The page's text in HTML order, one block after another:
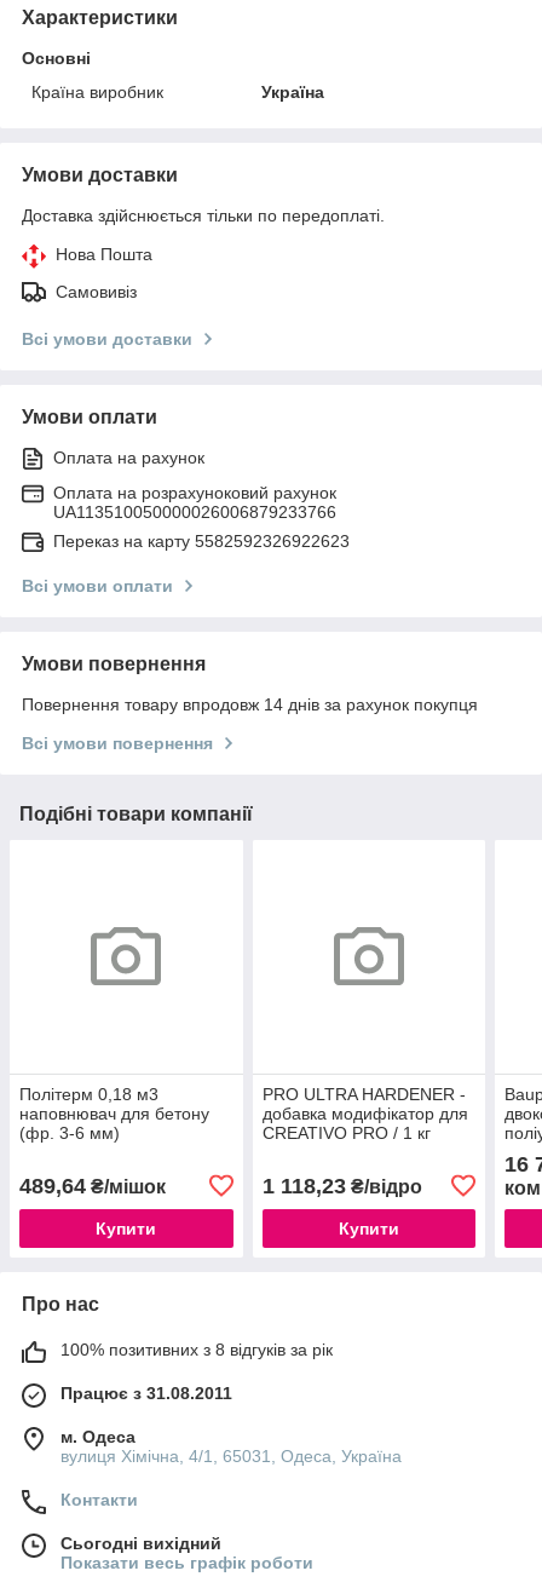
Характеристики
Основні
Країна виробник
Україна
Умови доставки
Доставка здійснюється тільки по передоплаті.
Нова Пошта
Самовивіз
Всі умови доставки
Умови оплати
Оплата на рахунок
Оплата на розрахуноковий рахунок
UA113510050000026006879233766
Переказ на карту 5582592326922623
Всі умови оплати
Умови повернення
Повернення товару впродовж 14 днів за рахунок покупця
Всі умови повернення
Подібні товари компанії
Політерм 0,18 м3
наповнювач для бетону
(фр. 3-6 мм)
489,64 ₴/мішок
Купити
PRO ULTRA HARDENER -
добавка модифікатор для
CREATIVO PRO / 1 кг
1 118,23₴/відро
Купити
16
Про нас
100% позитивних з 8 відгуків за рік
Працює з 31.08.2011
м. Одеса
вулиця Хімічна, 4/1, 65031, Одеса, Україна
Контакти
Сьогодні вихідний
Показати весь графік роботи